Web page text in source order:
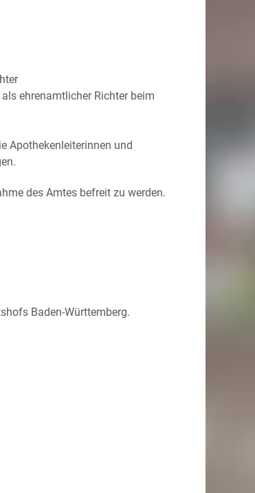
ehrenamtlicher Richter beim
Apothekenleiterinnen und
des Amtes befreit zu werden.
Baden-Württemberg.